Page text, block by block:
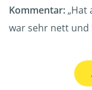
Kommentar:„Hat
war sehr nett und